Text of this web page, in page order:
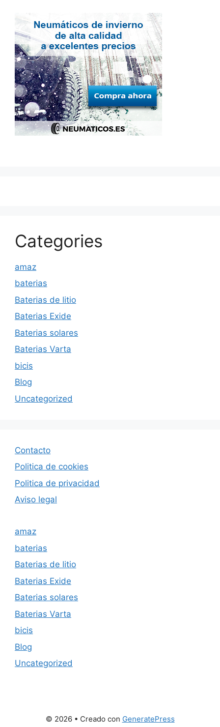
Categories
amaz
baterias
Baterias de litio
Baterias Exide
Baterias solares
Baterias Varta
bicis
Blog
Uncategorized
Contacto
Politica de cookies
Politica de privacidad
Aviso legal
amaz
baterias
Baterias de litio
Baterias Exide
Baterias solares
Baterias Varta
bicis
Blog
Uncategorized
© 2026 • Creado con GeneratePress